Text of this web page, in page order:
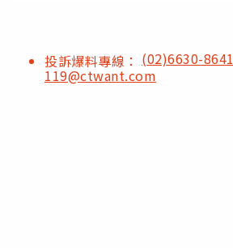
投訴爆料專線： (02)6630-8641
119@ctwant.com